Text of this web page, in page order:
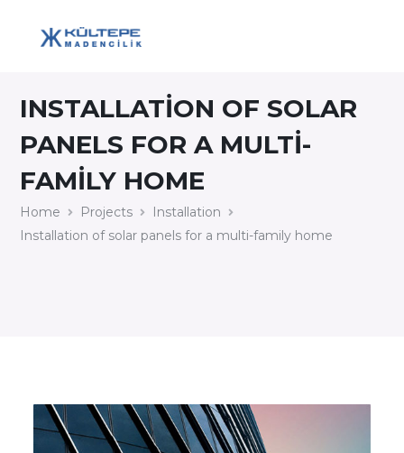
INSTALLATION OF SOLAR
PANELS FOR A MULTI-
FAMILY HOME
Home Projects
Installation
Installation of solar panels for a multi-family home